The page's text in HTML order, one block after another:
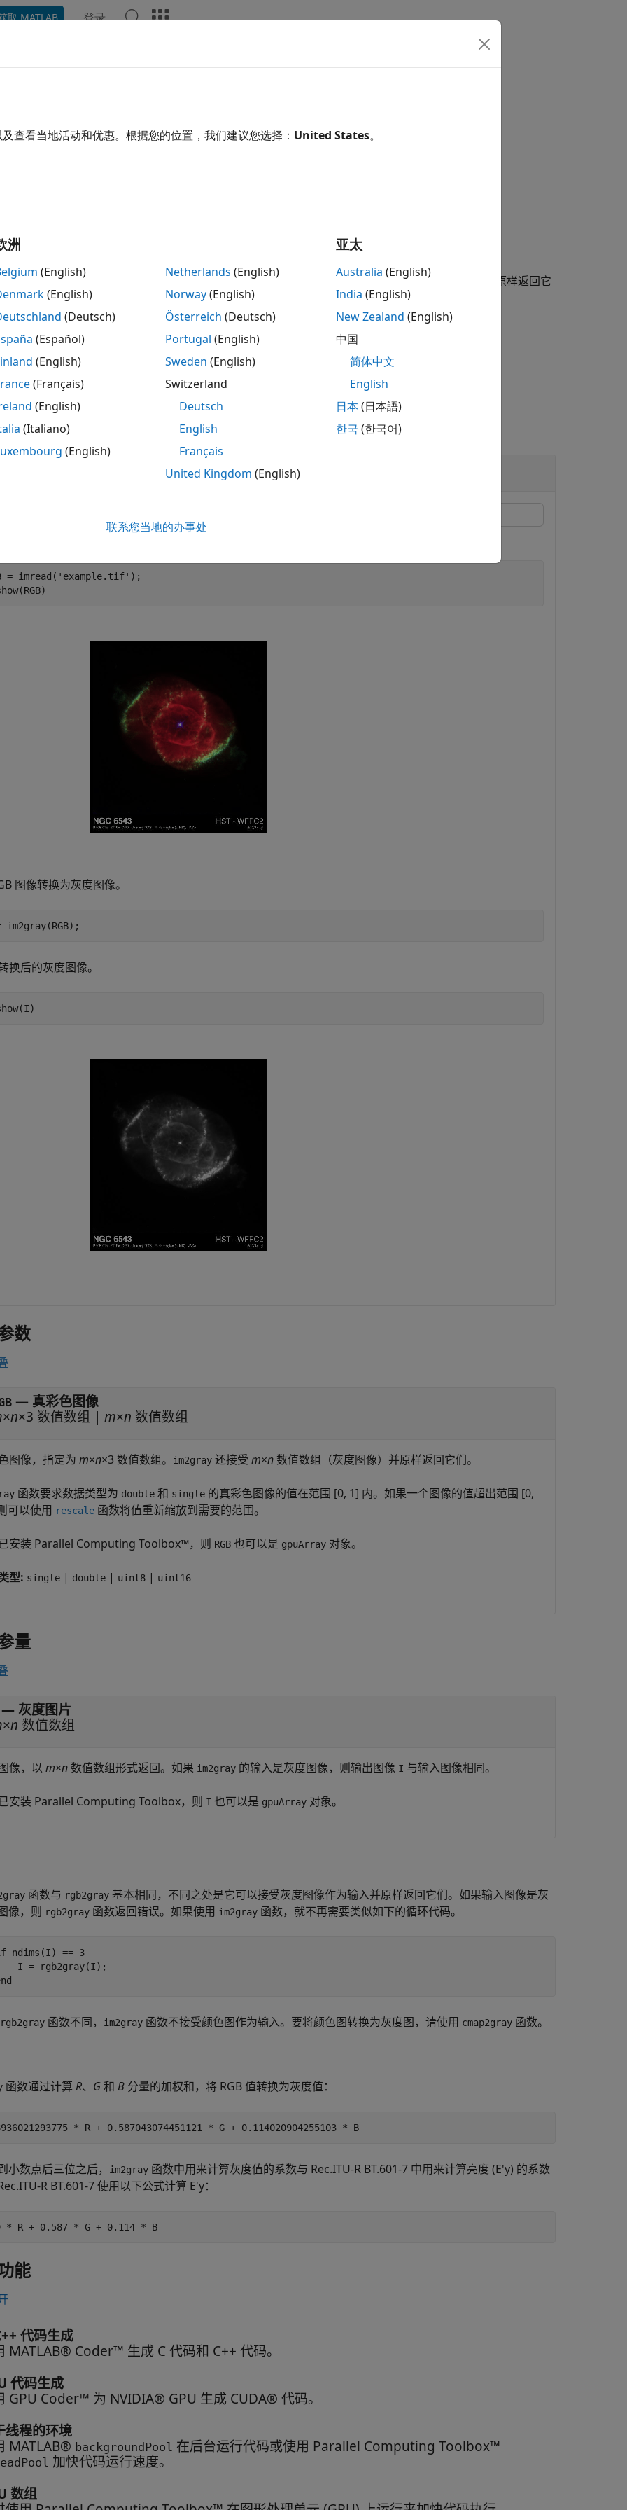
取 MATLAB 登录
图像转换为灰度图像
将指定的真彩色图像 转换为灰度强度图像 函数接受灰度图像作为输入，并原样返回它
函数通过消除色调和饱和度信息，同时保留亮度，来将 RGB 图像转换为灰度图。
真彩色 (RGB) 图像转换为灰度图像
中将真彩色 (RGB) 图像读入工作区中并显示该图像。
= imread( 'example.tif' );
图像转换为灰度图像。
换后的灰度图像。
数
— 真彩色图像
×n×3 数值数组 | m×n 数值数组
图像，指定为 m×n×3 数值数组。 im2gray 还接受 m×n 数值数组（灰度图像）并原样返回它们。
函数要求数据类型为 double 和 single 的真彩色图像的值在范围 [0, 1] 内。如果一个图像的值超出范围 [0,
可以使用 rescale 函数将值重新缩放到需要的范围。
安装 Parallel Computing Toolbox™，则 RGB 也可以是 gpuArray 对象。
型: single | double | uint8 | uint16
量
灰度图片
×n 数值数组
像，以 m×n 数值数组形式返回。如果 im2gray 的输入是灰度图像，则输出图像 I 与输入图像相同。
安装 Parallel Computing Toolbox，则 I 也可以是 gpuArray 对象。
函数与 rgb2gray 基本相同，不同之处是它可以接受灰度图像作为输入并原样返回它们。如果输入图像是灰
像，则
rgb2gray 函数返回错误。如果使用 im2gray 函数，就不再需要类似如下的循环代码。
ndims(I) == 3
I = rgb2gray(I);
rgb2gray 函数不同， im2gray 函数不接受颜色图作为输入。要将颜色图转换为灰度图，请使用 cmap2gray 函数。
函数通过计算 R、 G和 B 分量的加权和，将 RGB 值转换为灰度值：
小数点后三位之后， im2gray 函数中用来计算灰度值的系数与 Rec.ITU-R BT.601-7 中用来计算亮度 (E'y) 的系数
R BT.601-7 使用以下公式计算 E'y：
能
代码生成
MATLAB® Coder™ 生成 C 代码和 C++ 代码。
代码生成
GPU Coder™ 为 NVIDIA® GPU 生成 CUDA® 代码。
线程的环境
MATLAB® backgroundPool 在后台运行代码或使用 Parallel Computing Toolbox™
加快代码运行速度。
数组
查看当地活动和优惠。根据您的位置，我们建议您选择： United States。
洲
(English)
(English)
(Deutsch)
(Español)
(English)
(Français)
(English)
(Italiano)
(English)
Netherlands (English)
Norway(English)
Österreich (Deutsch)
Portugal (English)
Sweden (English)
Switzerland
Deutsch
English
Français
United Kingdom (English)
亚太
Australia (English)
India (English)
New Zealand (English)
中国
简体中文
English
日本(日本語)
한국 (한국어)
联系您当地的办事处